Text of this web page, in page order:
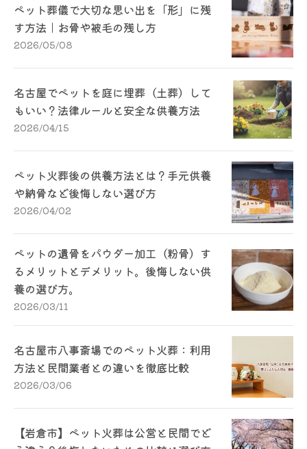
ペット葬儀で大切な思い出を「形」に残
す方法｜お骨や被毛の残し方
2026/05/08
名古屋でペットを庭に埋葬（土葬）して
もいい？法律ルールと安全な供養方法
2026/04/15
ペット火葬後の供養方法とは？手元供養
や納骨など後悔しない選び方
2026/04/02
ペットの遺骨をパウダー加工（粉骨）す
るメリットとデメリット。後悔しない供
養の選び方。
2026/03/11
名古屋市八事斎場でのペット火葬：利用
方法と民間業者との違いを徹底比較
2026/03/06
【岩倉市】ペット火葬は公営と民間でど